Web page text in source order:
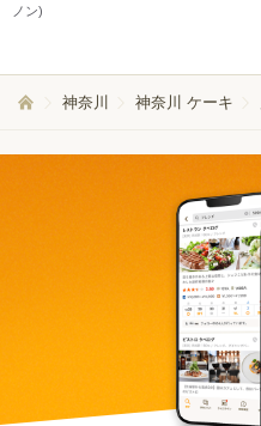
ノン)
神奈川 神奈川 ケーキ